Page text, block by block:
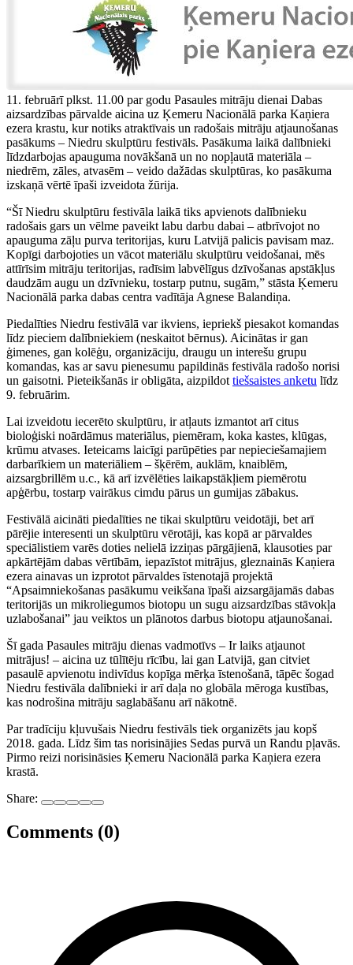
11. februārī plkst. 11.00 par godu Pasaules mitrāju dienai Dabas
aizsardzības pārvalde aicina uz Ķemeru Nacionālā parka Kaņiera
ezera krastu, kur notiks atraktīvais un radošais mitrāju atjaunošanas
pasākums – Niedru skulptūru festivāls. Pasākuma laikā dalībnieki
līdzdarbojas apauguma novākšanā un no nopļautā materiāla –
niedrēm, zāles, atvasēm – veido dažādas skulptūras, ko pasākuma
izskaņā vērtē īpaši izveidota žūrija.
“Šī Niedru skulptūru festivāla laikā tiks apvienots dalībnieku
radošais gars un vēlme paveikt labu darbu dabai – atbrīvojot no
apauguma zāļu purva teritorijas, kuru Latvijā palicis pavisam maz.
Kopīgi darbojoties un vācot materiālu skulptūru veidošanai, mēs
attīrīsim mitrāju teritorijas, radīsim labvēlīgus dzīvošanas apstākļus
daudzām augu un dzīvnieku, tostarp putnu, sugām,” stāsta Ķemeru
Nacionālā parka dabas centra vadītāja Agnese Balandiņa.
Piedalīties Niedru festivālā var ikviens, iepriekš piesakot komandas
līdz pieciem dalībniekiem (neskaitot bērnus). Aicinātas ir gan
ģimenes, gan kolēģu, organizāciju, draugu un interešu grupu
komandas, kas ar savu pienesumu papildinās festivāla radošo norisi
un gaisotni. Pieteikšanās ir obligāta, aizpildot tiešsaistes anketu līdz
9. februārim.
Lai izveidotu iecerēto skulptūru, ir atļauts izmantot arī citus
bioloģiski noārdāmus materiālus, piemēram, koka kastes, klūgas,
krūmu atvases. Ieteicams laicīgi parūpēties par nepieciešamajiem
darbarīkiem un materiāliem – šķērēm, auklām, knaiblēm,
aizsargbrillēm u.c., kā arī izvēlēties laikapstākļiem piemērotu
apģērbu, tostarp vairākus cimdu pārus un gumijas zābakus.
Festivālā aicināti piedalīties ne tikai skulptūru veidotāji, bet arī
pārējie interesenti un skulptūru vērotāji, kas kopā ar pārvaldes
speciālistiem varēs doties nelielā izziņas pārgājienā, klausoties par
apkārtējām dabas vērtībām, iepazīstot mitrājus, gleznainās Kaņiera
ezera ainavas un izprotot pārvaldes īstenotajā projektā
“Apsaimniekošanas pasākumu veikšana īpaši aizsargājamās dabas
teritorijās un mikroliegumos biotopu un sugu aizsardzības stāvokļa
uzlabošanai” jau veiktos un plānotos darbus biotopu atjaunošanai.
Šī gada Pasaules mitrāju dienas vadmotīvs – Ir laiks atjaunot
mitrājus! – aicina uz tūlītēju rīcību, lai gan Latvijā, gan citviet
pasaulē apvienotu indivīdus kopīga mērķa īstenošanā, tāpēc šogad
Niedru festivāla dalībnieki ir arī daļa no globāla mēroga kustības,
kas nodrošina mitrāju saglabāšanu arī nākotnē.
Par tradīciju kļuvušais Niedru festivāls tiek organizēts jau kopš
2018. gada. Līdz šim tas norisinājies Sedas purvā un Randu pļavās.
Pirmo reizi norisināsies Ķemeru Nacionālā parka Kaņiera ezera
krastā.
Share:
Comments (0)